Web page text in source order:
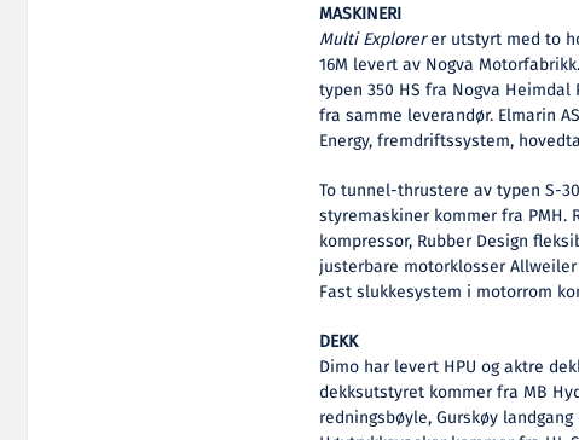
MASKINERI
Multi Explorerer utstyrt med to
16M levert av Nogva
typen 350 HS fra Nogva
fra samme leverandør. Elmarin
Energy, fremdriftssystem,
To tunnel-thrustere av typen S-
styremaskiner kommer fra
kompressor, Rubber Design
justerbare motorklosser
Fast slukkesystem i motorrom
DEKK
Dimo har levert HPU og aktre
dekksutstyret kommer fra MB
redningsbøyle, Gurskøy